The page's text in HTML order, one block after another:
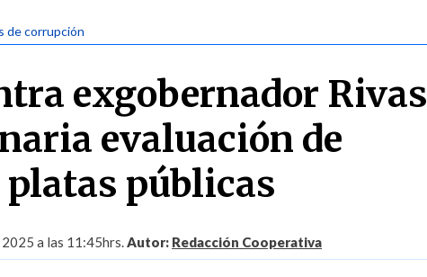
de corrupción
exgobernador Rivas
evaluación de
públicas
a las 11:45hrs.Autor: Redacción Cooperativa